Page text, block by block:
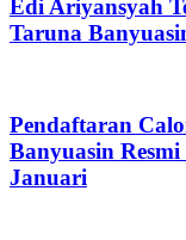
Edi Ariyansyah
Taruna
Pendaftaran
Banyuasin
Januari